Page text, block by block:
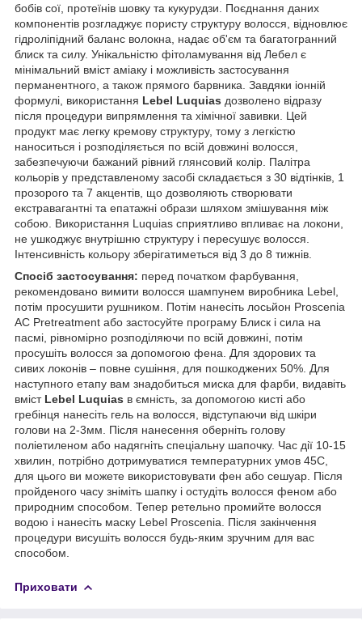
бобів сої, протеїнів шовку та кукурудзи. Поєднання даних
компонентів розгладжує пористу структуру волосся, відновлює
гідроліпідний баланс волокна, надає об'єм та багатогранний
блиск та силу. Унікальністю фітоламування від Лебел є
мінімальний вміст аміаку і можливість застосування
перманентного, а також прямого барвника. Завдяки іонній
формулі, використання Lebel Luquias дозволено відразу
після процедури випрямлення та хімічної завивки. Цей
продукт має легку кремову структуру, тому з легкістю
наноситься і розподіляється по всій довжині волосся,
забезпечуючи бажаний рівний глянсовий колір. Палітра
кольорів у представленому засобі складається з 30 відтінків, 1
прозорого та 7 акцентів, що дозволяють створювати
екстравагантні та епатажні образи шляхом змішування між
собою. Використання Luquias сприятливо впливає на локони,
не ушкоджує внутрішню структуру і пересушує волосся.
Інтенсивність кольору зберігатиметься від 3 до 8 тижнів.
Спосіб застосування: перед початком фарбування,
рекомендовано вимити волосся шампунем виробника Lebel,
потім просушити рушником. Потім нанесіть лосьйон Proscenia
AC Pretreatment або застосуйте програму Блиск і сила на
пасмі, рівномірно розподіляючи по всій довжині, потім
просушіть волосся за допомогою фена. Для здорових та
сивих локонів – повне сушіння, для пошкоджених 50%. Для
наступного етапу вам знадобиться миска для фарби, видавіть
вміст Lebel Luquias в ємність, за допомогою кисті або
гребінця нанесіть гель на волосся, відступаючи від шкіри
голови на 2-3мм. Після нанесення оберніть голову
поліетиленом або надягніть спеціальну шапочку. Час дії 10-15
хвилин, потрібно дотримуватися температурних умов 45С,
для цього ви можете використовувати фен або сешуар. Після
пройденого часу зніміть шапку і остудіть волосся феном або
природним способом. Тепер ретельно промийте волосся
водою і нанесіть маску Lebel Proscenia. Після закінчення
процедури висушіть волосся будь-яким зручним для вас
способом.
Приховати